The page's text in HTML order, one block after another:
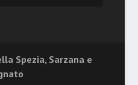
Spezia, Sarzana e